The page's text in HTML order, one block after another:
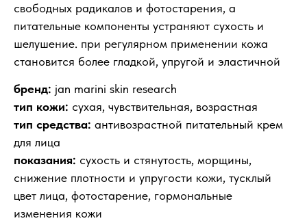
свободных радикалов и фотостарения, а
питательные компоненты устраняют сухость и
шелушение. при регулярном применении кожа
становится более гладкой, упругой и эластичной
бренд: jan marini skin research
тип кожи: сухая, чувствительная, возрастная
тип средства: антивозрастной питательный крем
для лица
показания: сухость и стянутость, морщины,
снижение плотности и упругости кожи, тусклый
цвет лица, фотостарение, гормональные
изменения кожи